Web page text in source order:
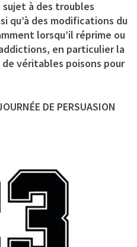
à des troubles
qu’à des modifications du
lorsqu’il réprime ou
en particulier la
véritables poisons pour
DE PERSUASION